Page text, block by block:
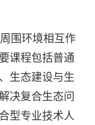
围环境相互作
课程包括普通
生态建设与生
决复合生态问
型专业技术人